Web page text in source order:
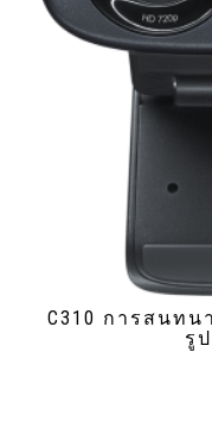
C310 การสนทน
รู